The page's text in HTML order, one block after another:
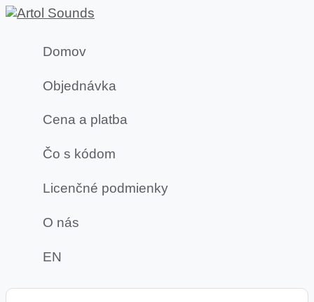
Domov
Objednávka
Cena a platba
Čo s kódom
Licenčné podmienky
O nás
EN